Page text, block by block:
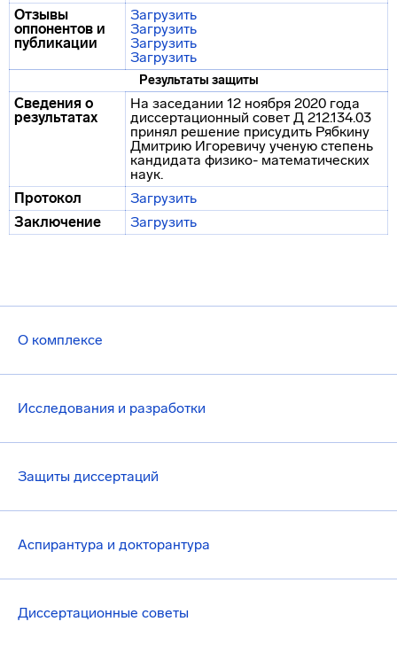
О комплексе
Исследования и разработки
Защиты диссертаций
Аспирантура и докторантура
Диссертационные советы
Отзывы
оппонентов и
публикации
Загрузить
Загрузить
Загрузить
Загрузить
Результаты защиты
Сведения о
результатах
На заседании 12 ноября 2020 года
диссертационный совет Д 212.134.03
принял решение присудить Рябкину
Дмитрию Игоревичу ученую степень
кандидата физико- математических
наук.
Протокол
Загрузить
Заключение
Загрузить